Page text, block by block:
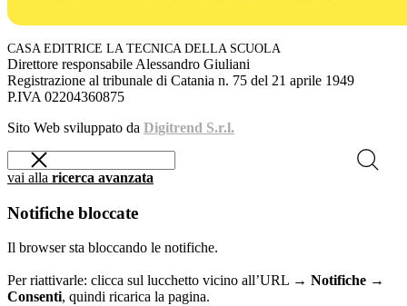
CASA EDITRICE LA TECNICA DELLA SCUOLA
Direttore responsabile Alessandro Giuliani
Registrazione al tribunale di Catania n. 75 del 21 aprile 1949
P.IVA 02204360875
Sito Web sviluppato da Digitrend S.r.l.
vai alla ricerca avanzata
Notifiche bloccate
Il browser sta bloccando le notifiche.
Per riattivarle: clicca sul lucchetto vicino all’URL → Notifiche →
Consenti, quindi ricarica la pagina.